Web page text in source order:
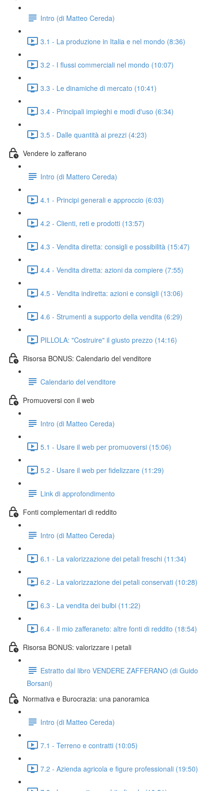
Intro (di Matteo Cereda)
3.1 - La produzione in Italia e nel mondo (8:36)
3.2 - I flussi commerciali nel mondo (10:07)
3.3 - Le dinamiche di mercato (10:41)
3.4 - Principali impieghi e modi d'uso (6:34)
3.5 - Dalle quantità ai prezzi (4:23)
Vendere lo zafferano
Intro (di Mattero Cereda)
4.1 - Principi generali e approccio (6:03)
4.2 - Clienti, reti e prodotti (13:57)
4.3 - Vendita diretta: consigli e possibilità (15:47)
4.4 - Vendita diretta: azioni da compiere (7:55)
4.5 - Vendita indiretta: azioni e consigli (13:06)
4.6 - Strumenti a supporto della vendita (6:29)
PILLOLA: "Costruire" il giusto prezzo (14:16)
Risorsa BONUS: Calendario del venditore
Calendario del venditore
Promuoversi con il web
Intro (di Matteo Cereda)
5.1 - Usare il web per promuoversi (15:06)
5.2 - Usare il web per fidelizzare (11:29)
Link di approfondimento
Fonti complementari di reddito
Intro (di Matteo Cereda)
6.1 - La valorizzazione dei petali freschi (11:34)
6.2 - La valorizzazione dei petali conservati (10:28)
6.3 - La vendita dei bulbi (11:22)
6.4 - Il mio zafferaneto: altre fonti di reddito (18:54)
Risorsa BONUS: valorizzare i petali
Estratto dal libro VENDERE ZAFFERANO (di Guido
Borsani)
Normativa e Burocrazia: una panoramica
Intro (di Matteo Cereda)
7.1 - Terreno e contratti (10:05)
7.2 - Azienda agricola e figure professionali (19:50)